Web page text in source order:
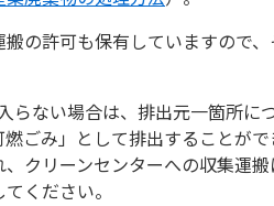
の許可も保有していますので
らない場合は、排出元一箇所に
ごみ」として排出することがで
クリーンセンターへの収集運
ください。